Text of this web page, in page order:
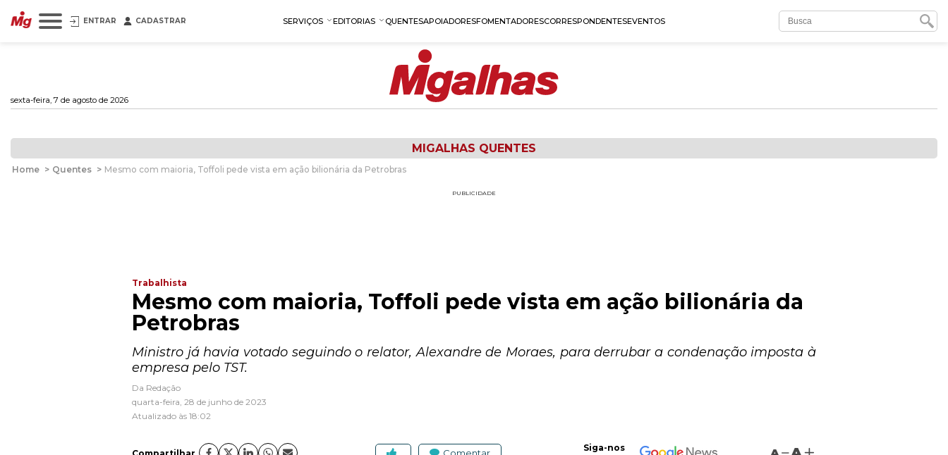
ENTRAR CADASTRAR SERVIÇOS EDITORIAS QUENTESAPOIADORESFOMENTADORESCORRESPONDENTESEVENTOS
sexta-feira, 7 de agosto de 2026
MIGALHAS QUENTES
Home > Quentes > Mesmo com maioria, Toffoli pede vista em ação bilionária da Petrobras
PUBLICIDADE
Trabalhista
Mesmo com maioria, Toffoli pede vista em ação bilionária da
Petrobras
Ministro já havia votado seguindo o relator, Alexandre de Moraes, para derrubar a condenação imposta à
empresa pelo TST.
Da Redação
quarta-feira, 28 de junho de 2023
Atualizado às 18:02
Compartilhar Comentar
Siga-nos